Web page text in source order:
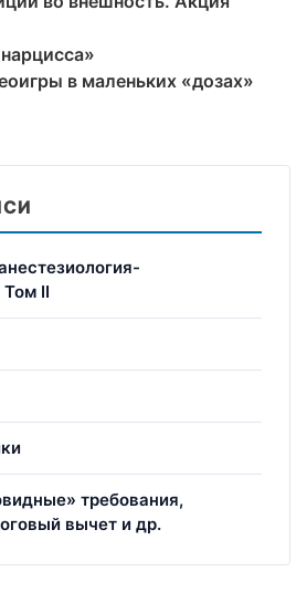
в маленьких «дозах»
Том II
требования,
вычет и др.